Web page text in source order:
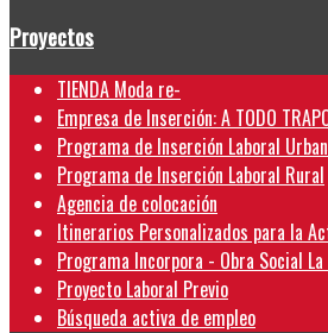
Proyectos
TIENDA Moda re-
Empresa de Inserción: A TODO
Programa de Inserción Laboral
Programa de Inserción Laboral Rural
Agencia de colocación
Itinerarios Personalizados para la
Programa Incorpora - Obra Social La
Proyecto Laboral Previo
Búsqueda activa de empleo